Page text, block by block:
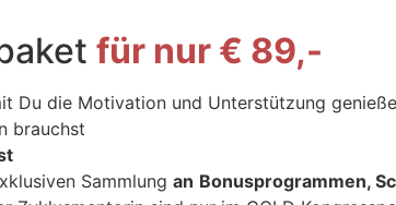
für nur € 89,-
Du die Motivation und Unterstützung
brauchst
Sammlung an Bonusprogrammen,